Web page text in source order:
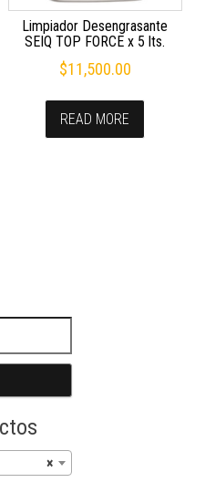
Limpiador Desengrasante
SEIQ TOP FORCE x 5 lts.
$11,500.00
READ MORE
×